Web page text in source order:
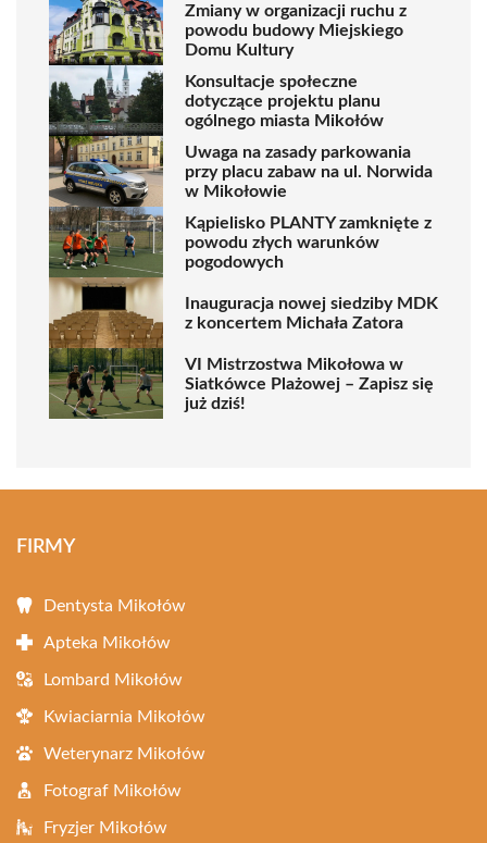
Zmiany w organizacji ruchu z
powodu budowy Miejskiego
Domu Kultury
Konsultacje społeczne
dotyczące projektu planu
ogólnego miasta Mikołów
Uwaga na zasady parkowania
przy placu zabaw na ul. Norwida
w Mikołowie
Kąpielisko PLANTY zamknięte z
powodu złych warunków
pogodowych
Inauguracja nowej siedziby MDK
z koncertem Michała Zatora
VI Mistrzostwa Mikołowa w
Siatkówce Plażowej – Zapisz się
już dziś!
FIRMY
Dentysta Mikołów
Apteka Mikołów
Lombard Mikołów
Kwiaciarnia Mikołów
Weterynarz Mikołów
Fotograf Mikołów
Fryzjer Mikołów